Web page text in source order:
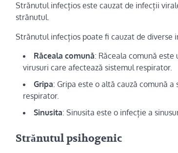
Strănutul infecțios este cauzat de infecții
strănutul.
Strănutul infecțios poate fi cauzat de diverse
Răceala comună: Răceala comună
virusuri care afectează sistemul respirator.
Gripa: Gripa este o altă cauză comună
respirator.
Sinusita: Sinusita este o infecție a
Strănutul psihogenic